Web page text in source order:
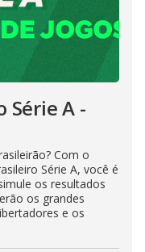
Série A -
Com o
Série A, você é
os resultados
os grandes
e os